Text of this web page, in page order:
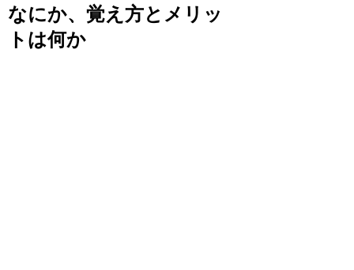
なにか、覚え方とメリッ
トは何か